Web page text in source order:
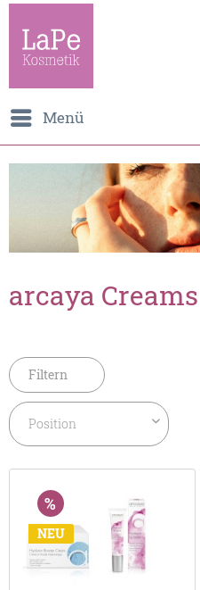
Menü
arcaya Creams
Filtern
NEU